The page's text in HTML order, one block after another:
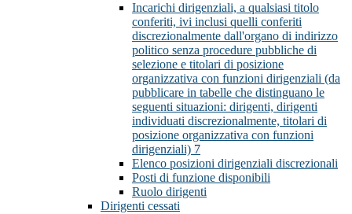
Incarichi dirigenziali, a qualsiasi titolo
conferiti, ivi inclusi quelli conferiti
discrezionalmente dall'organo di indirizzo
politico senza procedure pubbliche di
selezione e titolari di posizione
organizzativa con funzioni dirigenziali (da
pubblicare in tabelle che distinguano le
seguenti situazioni: dirigenti, dirigenti
individuati discrezionalmente, titolari di
posizione organizzativa con funzioni
dirigenziali) 7
Elenco posizioni dirigenziali discrezionali
Posti di funzione disponibili
Ruolo dirigenti
Dirigenti cessati